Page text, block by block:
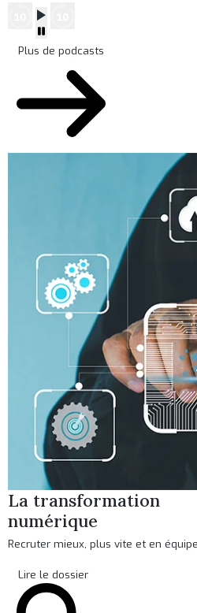
Plus de podcasts
La transformation
numérique
Recruter mieux, plus vite et en
Lire le dossier